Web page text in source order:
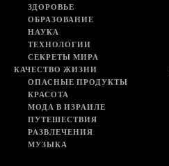
ЗДОРОВЬЕ
ОБРАЗОВАНИЕ
НАУКА
ТЕХНОЛОГИИ
СЕКРЕТЫ МИРА
КАЧЕСТВО ЖИЗНИ
ОПАСНЫЕ ПРОДУКТЫ
КРАСОТА
МОДА В ИЗРАИЛЕ
ПУТЕШЕСТВИЯ
РАЗВЛЕЧЕНИЯ
МУЗЫКА